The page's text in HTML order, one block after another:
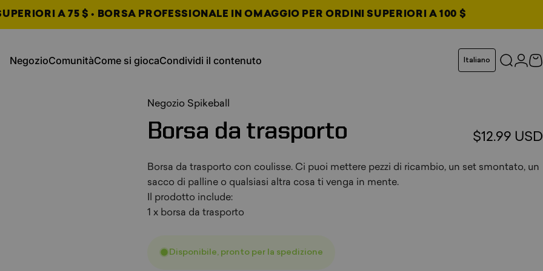
A 75 $ • BORSA PROFESSIONALE IN OMAGGIO PER ORDINI SUPERIORI A 100 $
NegozioComunitàCome si giocaCondividi il contenuto Italiano
Cerca
Negozio Spikeball
Borsa da trasporto $12.99 USD
Borsa da trasporto con coulisse. Ci puoi mettere pezzi di ricambio, un set smontato, un
sacco di palline o qualsiasi altra cosa ti venga in mente.
Il prodotto include:
1 x borsa da trasporto
Disponibile, pronto per la spedizione
, si apre in una nuova scheda
, si apre in una nuova scheda
, si apre in una nuova scheda